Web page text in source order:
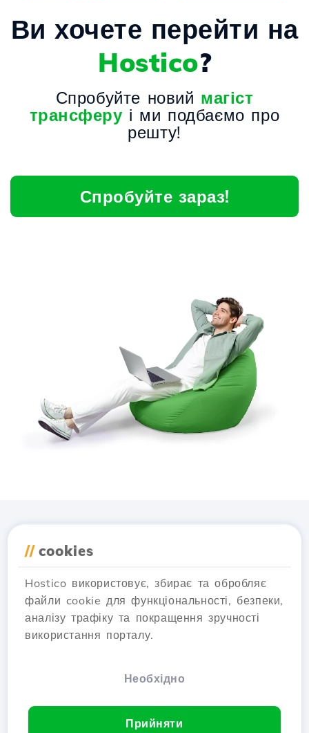
Ви хочете перейти на
Hostico?
Спробуйте новий магіст
трансферу і ми подбаємо про
решту!
Спробуйте зараз!
// cookies
Hostico використовує, збирає та обробляє
файли cookie для функціональності, безпеки,
аналізу трафіку та покращення зручності
використання порталу.
Необхідно
Прийняти